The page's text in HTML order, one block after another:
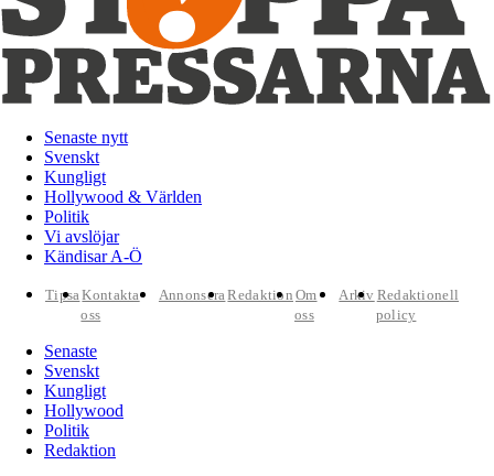
Senaste nytt
Svenskt
Kungligt
Hollywood & Världen
Politik
Vi avslöjar
Kändisar A-Ö
TipsaKontakta
oss
AnnonseraRedaktion Om
oss
Arkiv Redaktionell
policy
Senaste
Svenskt
Kungligt
Hollywood
Politik
Redaktion